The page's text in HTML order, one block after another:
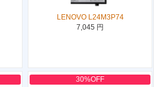
LENOVO L24M3P74
7,045 円
30%OFF